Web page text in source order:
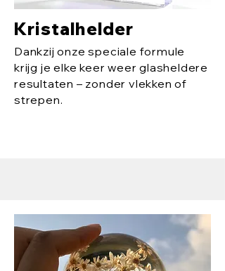
Kristalhelder
Dankzij onze speciale formule
krijg je elke keer weer glasheldere
resultaten – zonder vlekken of
strepen.